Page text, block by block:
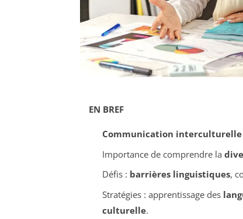
EN BREF
Communication interculturelle
Importance de comprendre la
Défis : barrières linguistiques,
Stratégies : apprentissage des
culturelle.